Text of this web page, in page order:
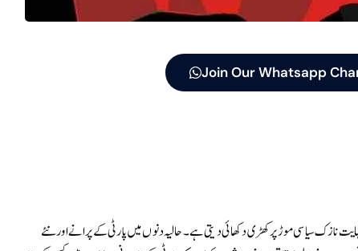
Join Our Whatsapp
نازک سیاسی موڑ پر کھڑی دکھائی دیتی ہے۔ حالیہ دنوں میں پارٹی کے پرانے اور نئے